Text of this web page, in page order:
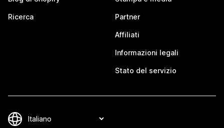
Ricerca Partner
Affiliati
Informazioni legali
Stato del servizio